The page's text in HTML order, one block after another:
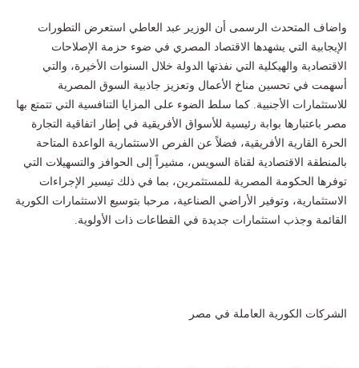
واضاف المتحدث الرسمى أن الوزير عبد العاطي استعرض التطورات
الإيجابية التي يشهدها الاقتصاد المصري في ضوء حزمة الإصلاحات
الاقتصادية والهيكلية التي نفذتها الدولة خلال السنوات الأخيرة، والتي
أسهمت في تحسين مناخ الأعمال وتعزيز جاذبية السوق المصرية
للاستثمارات الأجنبية. كما سلط الضوء على المزايا التنافسية التي تتمتع بها
مصر باعتبارها بوابة رئيسية للأسواق الأفريقية في إطار اتفاقية التجارة
الحرة القارية الأفريقية، فضلاً عن الفرص الاستثمارية الواعدة المتاحة
بالمنطقة الاقتصادية لقناة السويس، مشيراً إلى الحوافز والتسهيلات التي
توفرها الحكومة المصرية للمستثمرين، بما في ذلك تيسير الإجراءات
الاستثمارية، وتوفير الأراضي الصناعية، مرحبا بتوسيع الاستثمارات الكورية
القائمة وجذب استثمارات جديدة في القطاعات ذات الأولوية.
الشركات الكورية العاملة في مصر